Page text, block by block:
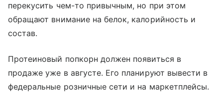
перекусить чем-то привычным, но при этом
обращают внимание на белок, калорийность и
состав.
Протеиновый попкорн должен появиться в
продаже уже в августе. Его планируют вывести в
федеральные розничные сети и на маркетплейсы.